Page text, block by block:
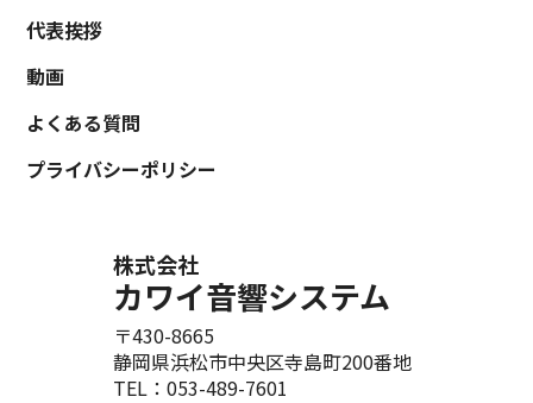
株式会社
カワイ音響システム
〒430-8665
静岡県浜松市中央区寺島町200番地
TEL：053-489-7601
代表挨拶
動画
よくある質問
プライバシーポリシー